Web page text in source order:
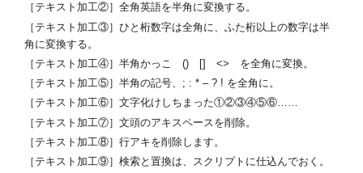
［テキスト加工②］全角英語を半角に変換する。
［テキスト加工③］ひと桁数字は全角に、ふた桁以上の数字は半
角に変換する。
［テキスト加工④］半角かっこ () [] <> を全角に変換。
［テキスト加工⑤］半角の記号、; : * – ? ! を全角に。
［テキスト加工⑥］文字化けしちまった①②③④⑤⑥……
［テキスト加工⑦］文頭のアキスペースを削除。
［テキスト加工⑧］行アキを削除します。
［テキスト加工⑨］検索と置換は、スクリプトに仕込んでおく。